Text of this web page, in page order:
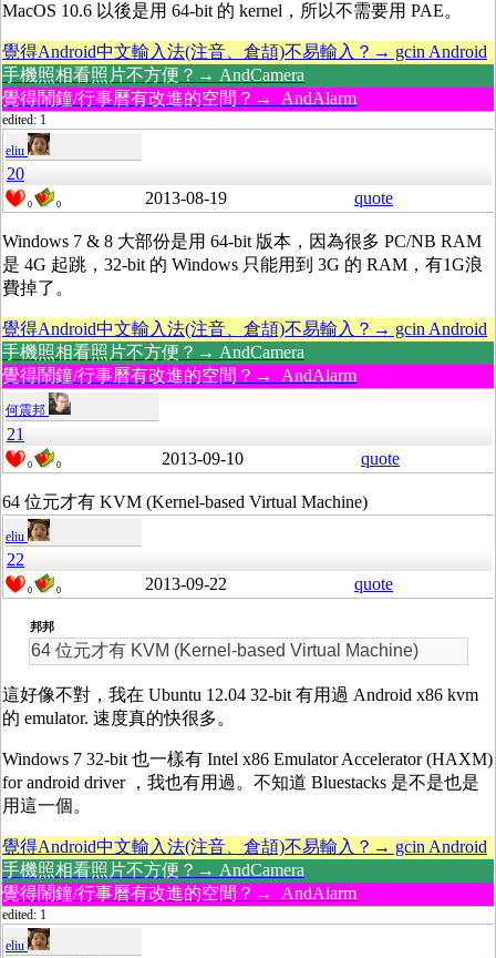
MacOS 10.6 以後是用 64-bit 的 kernel，所以不需要用 PAE。
覺得Android中文輸入法(注音、倉頡)不易輸入？→ gcin Android
手機照相看照片不方便？→ AndCamera
覺得鬧鐘/行事曆有改進的空間？→ AndAlarm
edited: 1
eliu
20
0 0 2013-08-19 quote
Windows 7 & 8 大部份是用 64-bit 版本，因為很多 PC/NB RAM
是 4G 起跳，32-bit 的 Windows 只能用到 3G 的 RAM，有1G浪
費掉了。
覺得Android中文輸入法(注音、倉頡)不易輸入？→ gcin Android
手機照相看照片不方便？→ AndCamera
覺得鬧鐘/行事曆有改進的空間？→ AndAlarm
何震邦
21
0 0 2013-09-10 quote
64 位元才有 KVM (Kernel-based Virtual Machine)
eliu
22
0 0 2013-09-22 quote
邦邦
64 位元才有 KVM (Kernel-based Virtual Machine)
這好像不對，我在 Ubuntu 12.04 32-bit 有用過 Android x86 kvm
的 emulator. 速度真的快很多。
Windows 7 32-bit 也一樣有 Intel x86 Emulator Accelerator (HAXM)
for android driver ，我也有用過。不知道 Bluestacks 是不是也是
用這一個。
覺得Android中文輸入法(注音、倉頡)不易輸入？→ gcin Android
手機照相看照片不方便？→ AndCamera
覺得鬧鐘/行事曆有改進的空間？→ AndAlarm
edited: 1
eliu